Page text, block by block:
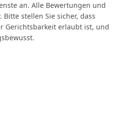
an. Alle Bewertungen und
stellen Sie sicher, dass
Gerichtsbarkeit erlaubt ist, und